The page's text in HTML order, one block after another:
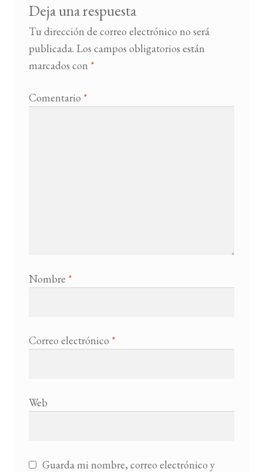
Deja una respuesta
Tu dirección de correo electrónico no será
publicada. Los campos obligatorios están
marcados con *
Comentario *
Nombre *
Correo electrónico *
Web
Guarda mi nombre, correo electrónico y